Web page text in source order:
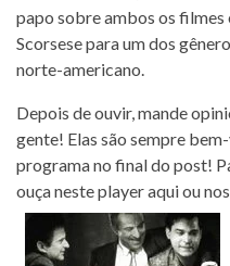
papo sobre ambos os
Scorsese para um dos
norte-americano.
Depois de ouvir, mande
gente! Elas são sempre
programa no final do post!
ouça neste player aqui ou